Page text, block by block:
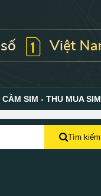
CẦM SIM - THU MUA SIM
Tìm kiếm